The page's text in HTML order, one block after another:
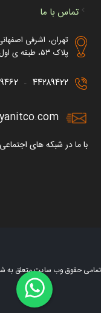
تماس با ما
تهران، اشرفی
پلاک ۵۳، طبقه ی اول، واحد ۲
۴۴۲۸۹۴۲۲ –
با ما در شبکه های
تمامی حقوق وب سایت متعلق به